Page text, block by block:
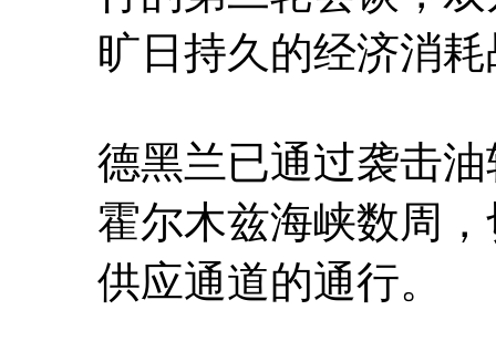
旷日持久的经济消
德黑兰已通过袭击
霍尔木兹海峡数周
供应通道的通行。